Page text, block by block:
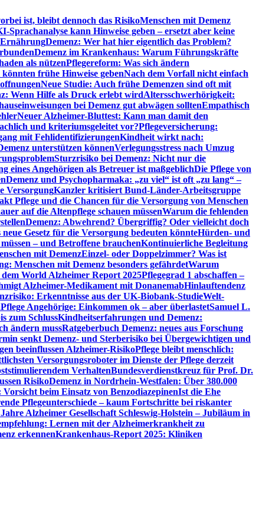
ist, bleibt dennoch das RisikoMenschen mit Demenz
Sprachanalyse kann Hinweise geben – ersetzt aber keine
ErnährungDemenz: Wer hat hier eigentlich das Problem?
Demenz im Krankenhaus: Warum Führungskräfte
als nützenPflegereform: Was sich ändern
frühe Hinweise gebenNach dem Vorfall nicht einfach
Neue Studie: Auch frühe Demenzen sind oft mit
Wenn Hilfe als Druck erlebt wirdAltersschwerhörigkeit:
bei Demenz gut abwägen solltenEmpathisch
Neuer Alzheimer-Bluttest: Kann man damit den
und kriteriumsgeleitet vor?Pflegeversicherung:
mit FehlidentifizierungenKindheit wirkt nach:
unterstützen könnenVerlegungsstress nach Umzug
Sturzrisiko bei Demenz: Nicht nur die
eines Angehörigen als Betreuer ist maßgeblichDie Pflege von
Demenz und Psychopharmaka: „zu viel“ ist oft „zu lang“ –
VersorgungKanzler kritisiert Bund-Länder-Arbeitsgruppe
Pflege und die Chancen für die Versorgung von Menschen
auf die Altenpflege schauen müssenWarum die fehlenden
Demenz: Abwehrend? Übergriffig? Oder vielleicht doch
Gesetz für die Versorgung bedeuten könnteHürden- und
– und Betroffene brauchenKontinuierliche Begleitung
mit DemenzEinzel- oder Doppelzimmer? Was ist
Menschen mit Demenz besonders gefährdetWarum
World Alzheimer Report 2025Pflegegrad 1 abschaffen –
Alzheimer-Medikament mit DonanemabHinlauftendenz
Erkenntnisse aus der UK-Biobank-StudieWelt-
Pflege Angehörige: Einkommen ok – aber überlastetSamuel L.
zum SchlussKindheitserfahrungen und Demenz:
ändern mussRatgeberbuch Demenz: neues aus Forschung
senkt Demenz- und Sterberisiko bei Übergewichtigen und
beeinflussen Alzheimer-RisikoPflege bleibt menschlich:
Versorgungsroboter im Dienste der Pflege derzeit
VerhaltenBundesverdienstkreuz für Prof. Dr.
RisikoDemenz in Nordrhein-Westfalen: Über 380.000
beim Einsatz von BenzodiazepinenIst die Ehe
Pflegeunterschiede – kaum Fortschritte bei riskanter
Alzheimer Gesellschaft Schleswig-Holstein – Jubiläum in
Lernen mit der Alzheimerkrankheit zu
erkennenKrankenhaus-Report 2025: Kliniken